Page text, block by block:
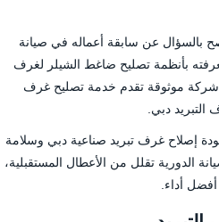
بالسؤال عن سابقة أعماله في صيانة
بأنظمة تصليح ضاغط الشيلر لغرف
شركة موثوقة تقدم خدمة تصليح غرف
دبي.
إصلاح غرف تبريد صناعية دبي وسلامة
الدورية تقلل من الأعطال المستقبلية،
أداء.